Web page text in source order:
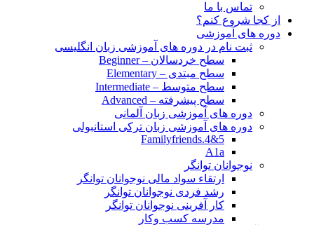
تماس با ما
از کجا شروع کنم؟
دوره های آموزشی
ثبت نام در دوره های آموزشی زبان انگلیسی
سطح خردسالان – Beginner
سطح مبتدی – Elementary
سطح متوسط – Intermediate
سطح پیشرفته – Advanced
دوره های آموزشی زبان آلمانی
دوره های آموزشی زبان ترکی استانبولی
Familyfriends.4&5
A1a
نوجوانان توانگر
ارتقاء سواد مالی نوجوانان توانگر
رشد فردی نوجوانان توانگر
کار آفرینی نوجوانان توانگر
مدرسه کسب وکار